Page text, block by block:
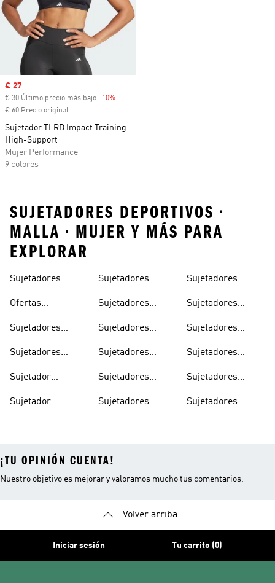
Precio de venta
€ 27
€ 30 Último precio más bajo -10%
€ 60 Precio original
Sujetador TLRD Impact Training
High-Support
Mujer Performance
9 colores
SUJETADORES DEPORTIVOS •
MALLA • MUJER Y MÁS PARA
EXPLORAR
Sujetadores
Ofertas
Deportivos
Sujetadores
Grandes
Sujetadores
Compresión
Sujetador
Relleno
Sujetador
Impacto
Sujetadores
Yoga
Sujetadores
Blancos
Sujetadores
Niñas
Sujetadores
Sujetadores
Correr
Sujetadores
Stella Mccartney
Sujetadores
Sujetadores
La Evacuación Del
Sudor
Sujetadores
Costuras
Sujetadores
Negros
Sujetadores
Sujetadores
¡TU OPINIÓN CUENTA!
Nuestro objetivo es mejorar y valoramos mucho tus comentarios.
Volver arriba
Iniciar sesión Tu carrito (0)